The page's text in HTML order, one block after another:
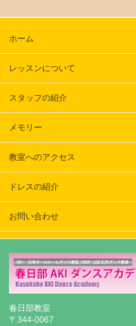
ホーム
レッスンについて
スタッフの紹介
メモリー
教室へのアクセス
ドレスの紹介
お問い合わせ
春日部教室
〒344-0067